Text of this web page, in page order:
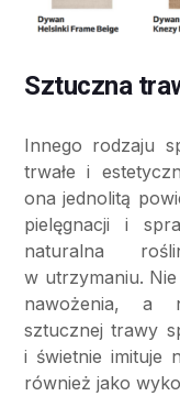
Sztuczna
Innego rodzaju
trwałe i
ona jednolitą
pielęgnacji i
naturalna
w utrzymaniu.
nawożenia, a
sztucznej trawy
i świetnie imituje
również jako